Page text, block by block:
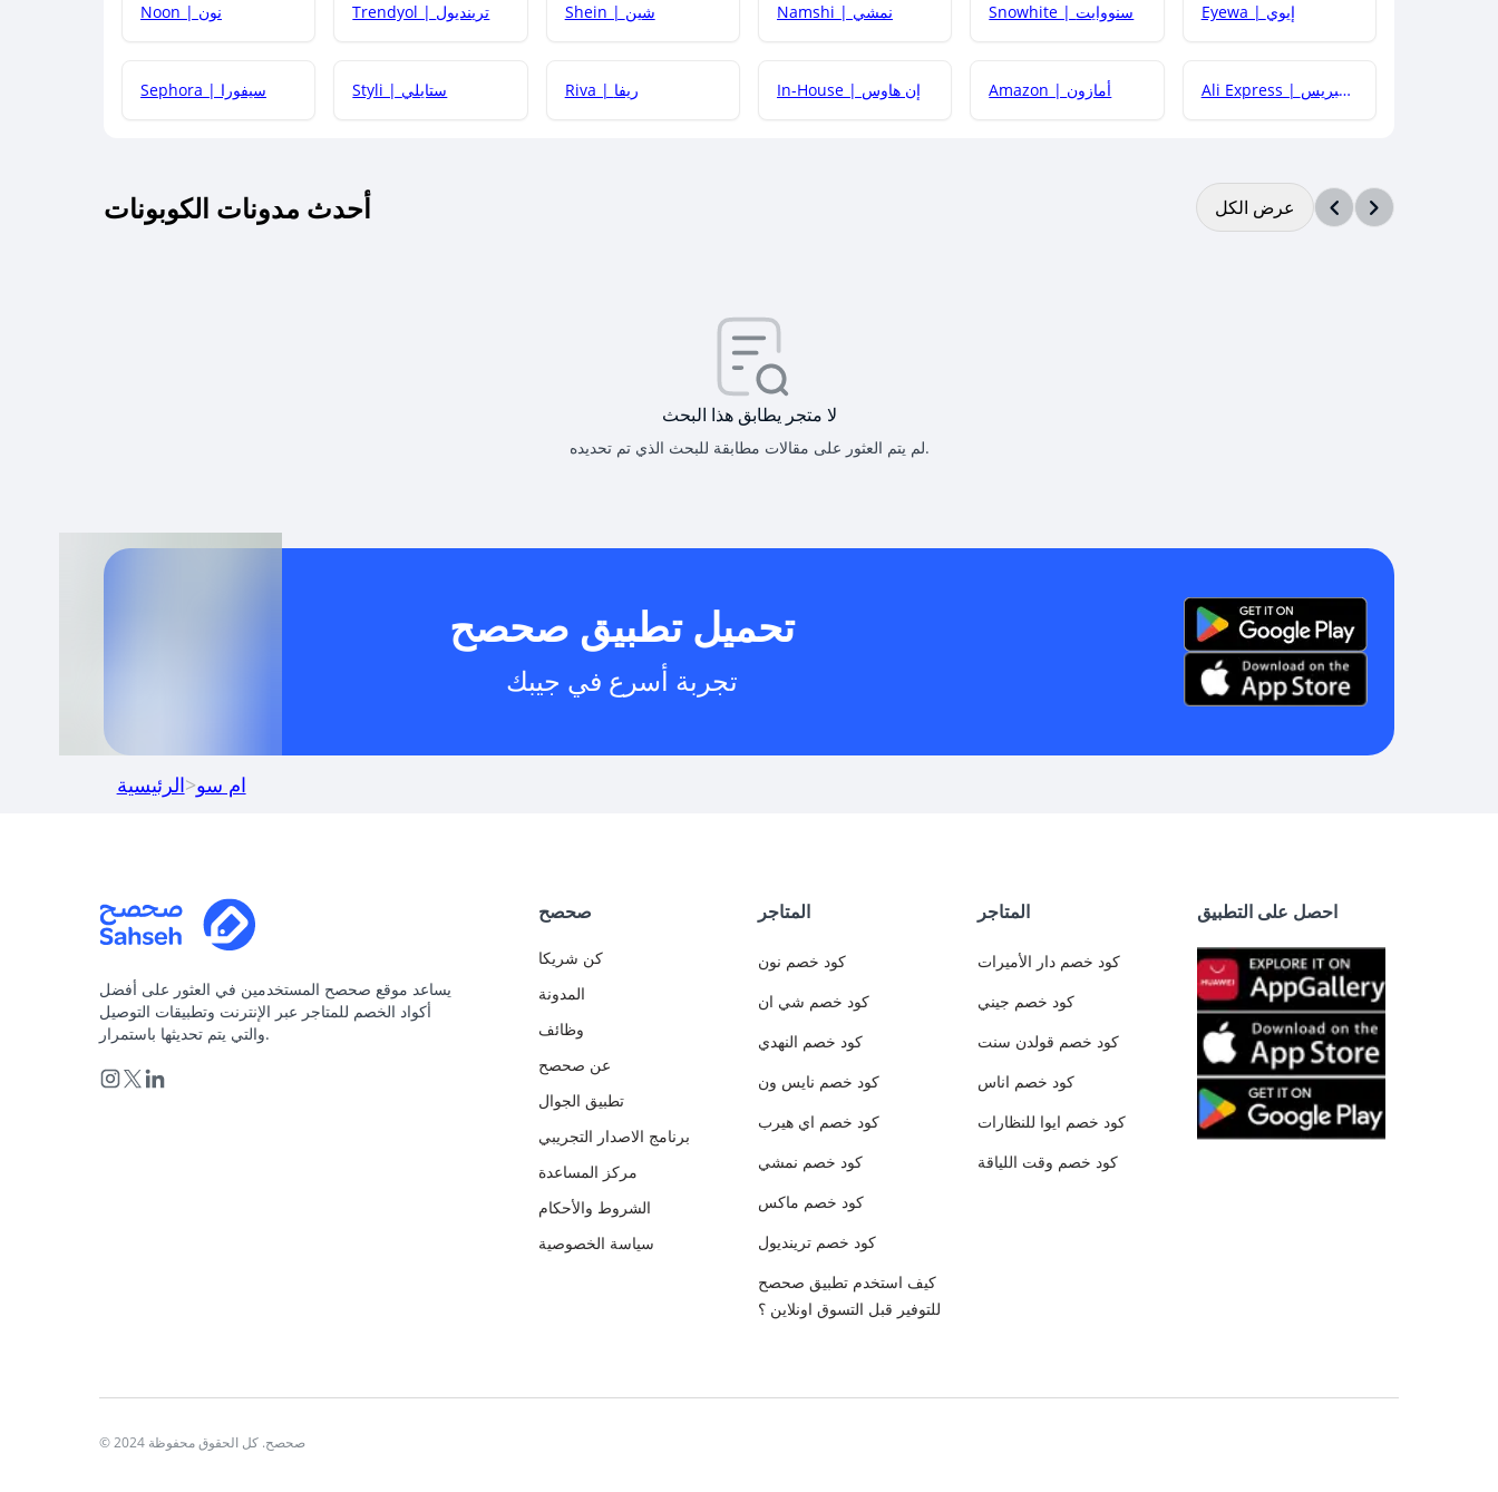
هل يمكنني جمع كود خصم مع العروض الأخرى؟
Noon | نون Trendyol | ترينديول Shein | شين Namshi | نمشي Snowhite | سنووايت Eyewa | إيوي
Sephora | سيفورا Styli | ستايلي Riva | ريفا In-House | إن هاوس Amazon | أمازون Ali Express | علي إكسبريس
أحدث مدونات الكوبونات عرض الكل
لا متجر يطابق هذا البحث
لم يتم العثور على مقالات مطابقة للبحث الذي تم تحديده.
تحميل تطبيق صحصح
تجربة أسرع في جيبك
الرئيسية>ام سو
يساعد موقع صحصح المستخدمين في العثور على أفضل
أكواد الخصم للمتاجر عبر الإنترنت وتطبيقات التوصيل
والتي يتم تحديثها باستمرار.
صحصح
كن شريكا
المدونة
وظائف
عن صحصح
تطبيق الجوال
برنامج الاصدار التجريبي
مركز المساعدة
الشروط والأحكام
سياسة الخصوصية
المتاجر
كود خصم نون
كود خصم شي ان
كود خصم النهدي
كود خصم نايس ون
كود خصم اي هيرب
كود خصم نمشي
كود خصم ماكس
كود خصم ترينديول
كيف استخدم تطبيق صحصح
للتوفير قبل التسوق اونلاين ؟
المتاجر
كود خصم دار الأميرات
كود خصم جيني
كود خصم قولدن سنت
كود خصم اناس
كود خصم ايوا للنظارات
كود خصم وقت اللياقة
احصل على التطبيق
© 2024 صحصح. كل الحقوق محفوظة